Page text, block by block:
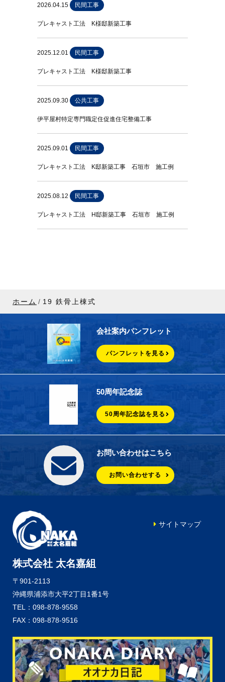
2026.04.15 民間工事
プレキャスト工法 K様邸新築工事
2025.12.01 民間工事
プレキャスト工法 K様邸新築工事
2025.09.30 公共工事
伊平屋村特定専門職定住促進住宅整備工事
2025.09.01 民間工事
プレキャスト工法 K邸新築工事 石垣市 施工例
2025.08.12 民間工事
プレキャスト工法 H邸新築工事 石垣市 施工例
ホーム 19 鉄骨上棟式
会社案内パンフレット
パンフレットを見る
50周年記念誌
50周年記念誌を見る
お問い合わせはこちら
お問い合わせする
株式会社 太名嘉組
〒901-2113
沖縄県浦添市大平2丁目1番1号
TEL：098-878-9558
FAX：098-878-9516
サイトマップ